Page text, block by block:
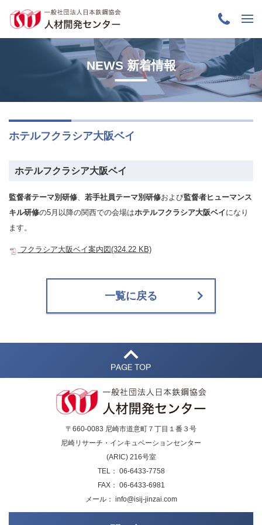
NEWS 新着情報
ホテルフクラシア大阪ベイ
ホテルフクラシア大阪ベイ
監督者テーマ別研修、 若手社員テーマ別研修および監督者ヒューマンス
キル研修の5月以降の関西での会場はホテルフクラシア大阪ベイになり
ます。
フクラシア大阪ベイ案内図(324.22 KB)
一覧に戻る
〒660-0083 尼崎市道意町７丁目１番３号
尼崎リサーチ・インキュベーションセンター
(ARIC) 216号室
TEL： 06-6433-7758
FAX： 06-6433-6981
メール： info@isij-jinzai.com